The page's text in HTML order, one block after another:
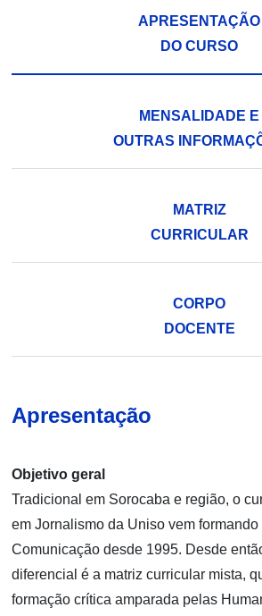
APRESENTAÇÃO
DO CURSO
MENSALIDADE E
OUTRAS
MATRIZ
CURRICULAR
CORPO
DOCENTE
Apresentação
Objetivo geral
Tradicional em Sorocaba e região, o
em Jornalismo da Uniso vem
Comunicação desde 1995. Desde
diferencial é a matriz curricular mista,
formação crítica amparada pelas